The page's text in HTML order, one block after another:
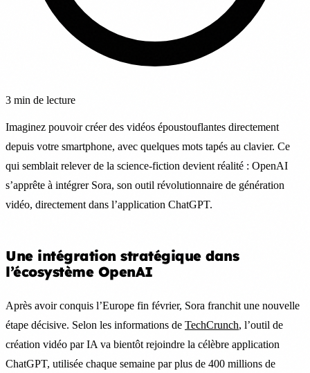
3 min de lecture
Imaginez pouvoir créer des vidéos époustouflantes directement
depuis votre smartphone, avec quelques mots tapés au clavier. Ce
qui semblait relever de la science-fiction devient réalité : OpenAI
s’apprête à intégrer Sora, son outil révolutionnaire de génération
vidéo, directement dans l’application ChatGPT.
Une intégration stratégique dans
l’écosystème OpenAI
Après avoir conquis l’Europe fin février, Sora franchit une nouvelle
étape décisive. Selon les informations de TechCrunch, l’outil de
création vidéo par IA va bientôt rejoindre la célèbre application
ChatGPT, utilisée chaque semaine par plus de 400 millions de